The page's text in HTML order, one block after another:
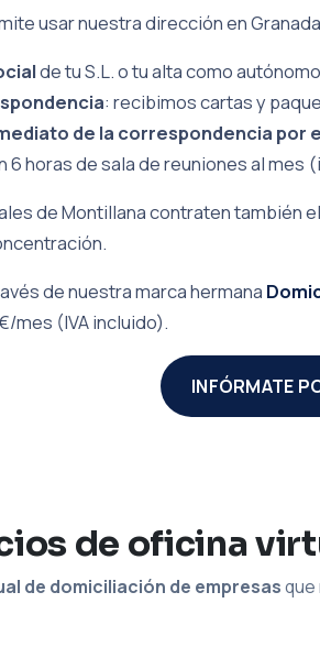
usar nuestra dirección en
de tu S.L. o tu alta como
: recibimos cartas y
de la correspondencia por
6 horas de sala de reuniones al mes
de Montillana contraten también el
de nuestra marca hermana
mes (IVA incluido).
INFÓRMATE
de oficina
de domiciliación de empresasque